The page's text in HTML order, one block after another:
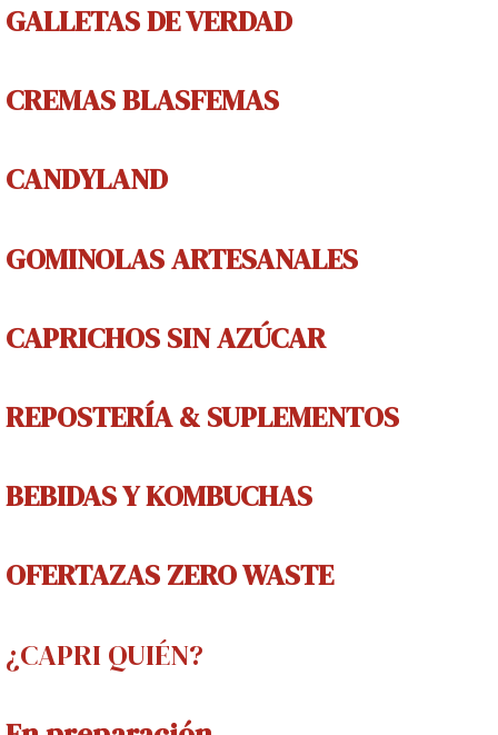
GALLETAS DE VERDAD
CREMASBLASFEMAS
CANDYLAND
GOMINOLASARTESANALES
CAPRICHOSSIN AZÚCAR
REPOSTERÍA & SUPLEMENTOS
BEBIDAS YKOMBUCHAS
OFERTAZAS ZERO WASTE
¿CAPRI QUIÉN?